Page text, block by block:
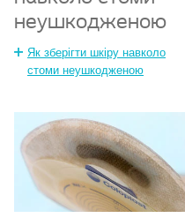
неушкодженою
Як зберігти шкіру навколо
стоми неушкодженою